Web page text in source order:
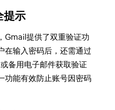
提示
Gmail提供了双重验证功
在输入密码后，还需通过
备用电子邮件获取验证
功能有效防止账号因密码